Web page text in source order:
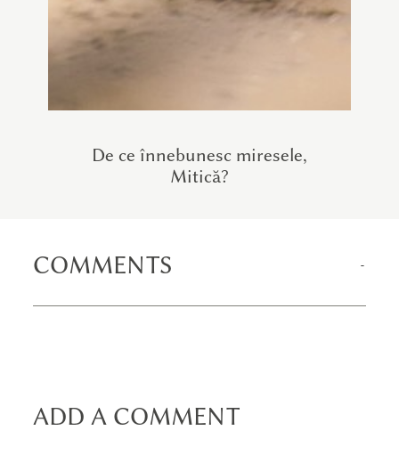
De ce înnebunesc miresele,
Mitică?
COMMENTS
ADD A COMMENT